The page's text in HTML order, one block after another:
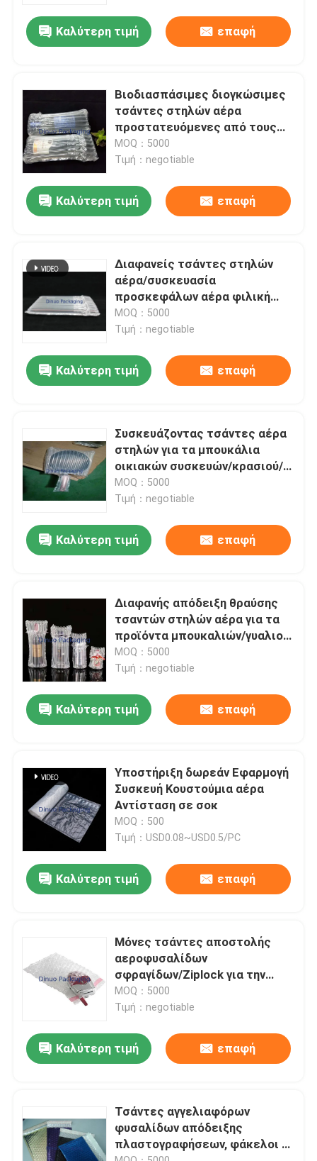
Προϊόντα
Σχετικά με εμάς
Έλεγχος ποιότητας
Ειδήσεις
Τσάντες αλληλογραφίας φυσαλίδας
Καλύτερη τιμή επαφή
Βιοδιασπάσιμες διογκώσιμες
τσάντες στηλών αέρα
προστατευόμενες από τους
κραδασμούς για την πολύτιμη
ναυτιλία αντικειμένων
MOQ：5000
Τιμή：negotiable
Καλύτερη τιμή επαφή
Διαφανείς τσάντες στηλών
αέρα/συσκευασία
προσκεφάλων αέρα φιλική
προς το περιβάλλον
MOQ：5000
Τιμή：negotiable
Καλύτερη τιμή επαφή
Συσκευάζοντας τσάντες αέρα
στηλών για τα μπουκάλια
οικιακών συσκευών/κρασιού/
ηλεκτρονική
MOQ：5000
Τιμή：negotiable
Καλύτερη τιμή επαφή
Διαφανής απόδειξη θραύσης
τσαντών στηλών αέρα για τα
προϊόντα μπουκαλιών/γυαλιού
κρασιού
MOQ：5000
Τιμή：negotiable
Καλύτερη τιμή επαφή
Υποστήριξη δωρεάν Εφαρμογή
Συσκευή Κουστούμια αέρα
Αντίσταση σε σοκ
MOQ：500
Τιμή：USD0.08~USD0.5/PC
Καλύτερη τιμή επαφή
Μόνες τσάντες αποστολής
αεροφυσαλίδων
σφραγίδων/Ziplock για την
ηλεκτρονική συσκευασία
προϊόντων
MOQ：5000
Τιμή：negotiable
Καλύτερη τιμή επαφή
Τσάντες αγγελιαφόρων
φυσαλίδων απόδειξης
πλαστογραφήσεων, φάκελοι 6